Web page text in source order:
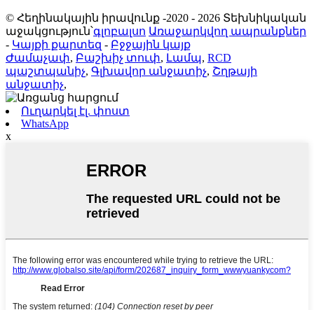
© Հեղինակային իրավունք -2020 - 2026 Տեխնիկական
աջակցություն՝գլոբալսո Առաջարկվող ապրանքներ
- Կայքի քարտեզ - Բջջային կայք
Ժամաչափ, Բաշխիչ տուփ, Լամպ, RCD
պաշտպանիչ, Գլխավոր անջատիչ, Շղթայի
անջատիչ,
Ուղարկել էլ. փոստ
WhatsApp
x